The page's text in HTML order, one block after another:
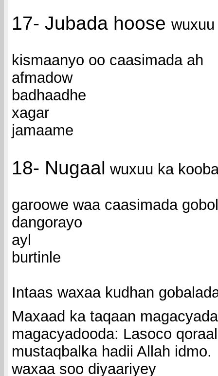
17- Jubada hoose
kismaanyo oo caasimada ah
afmadow
badhaadhe
xagar
jamaame
18- Nugaal wuxuu ka
garoowe waa caasimada
dangorayo
ayl
burtinle
Intaas waxaa kudhan
Maxaad ka taqaan
magacyadooda: Lasoco
mustaqbalka hadii Allah idmo.
waxaa soo diyaariyey